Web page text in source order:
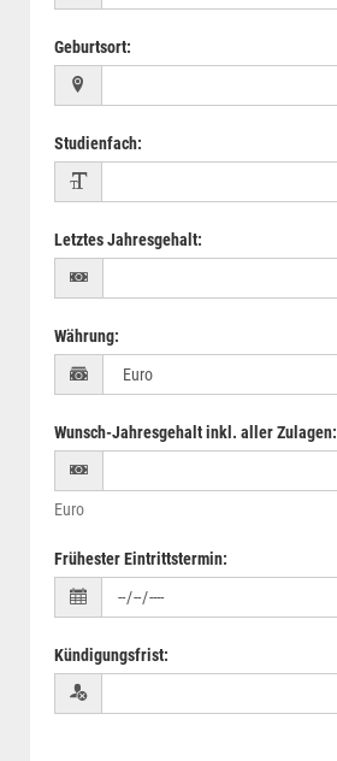
Geburtsort:
Studienfach:
Letztes Jahresgehalt:
Währung:
Wunsch-Jahresgehalt inkl. aller Zulagen:
Euro
Frühester Eintrittstermin:
Kündigungsfrist: